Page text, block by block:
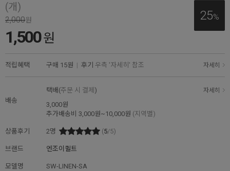
(개)
25%
2,000원
1,500원
적립혜택 구매 15원 | 후기 우측 '자세히' 참조 자세히
배송
택배(주문 시 결제 ) 자세히
3,000원
추가배송비 3,000원~10,000원 (지역별)
상품후기 2명 (5/5)
브랜드 엔조이퀼트
모델명 SW-LINEN-SA